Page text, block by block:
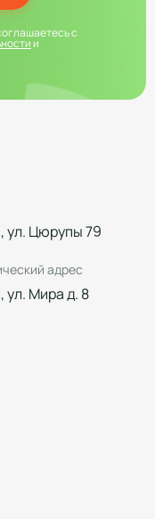
с
и
ул. Цюрупы 79
адрес
ул. Мира д. 8